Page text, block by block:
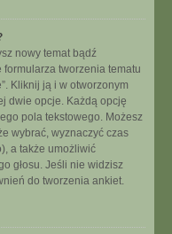
nowy temat bądź
tworzenia tematu
Kliknij ją i w otworzonym
dwie opcje. Każdą opcję
pola tekstowego. Możesz
wybrać, wyznaczyć czas
a także umożliwić
głosu. Jeśli nie widzisz
do tworzenia ankiet.